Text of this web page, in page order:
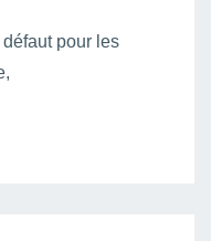
défaut pour les